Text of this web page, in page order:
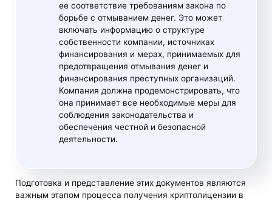
ее соответствие требованиям закона по
борьбе с отмыванием денег. Это может
включать информацию о структуре
собственности компании, источниках
финансирования и мерах, принимаемых для
предотвращения отмывания денег и
финансирования преступных организаций.
Компания должна продемонстрировать, что
она принимает все необходимые меры для
соблюдения законодательства и
обеспечения честной и безопасной
деятельности.
Подготовка и представление этих документов являются
важным этапом процесса получения криптолицензии в